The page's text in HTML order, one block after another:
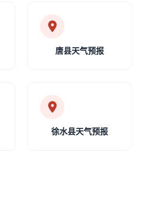
唐县天气预报
徐水县天气预报